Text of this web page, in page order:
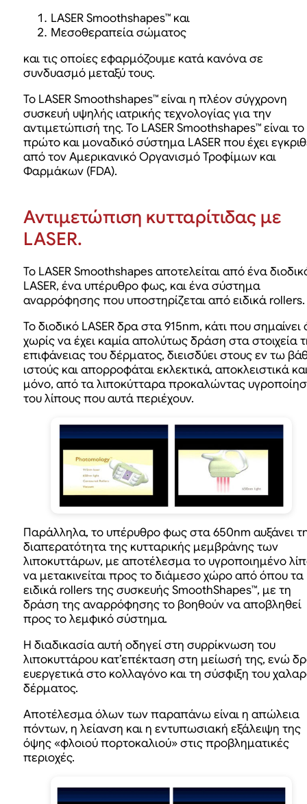
LASER Smoothshapes™ και
Μεσοθεραπεία σώματος
και τις οποίες εφαρμόζουμε κατά κανόνα σε
συνδυασμό μεταξύ τους.
To LASER Smoothshapes™ είναι η πλέον σύγχρονη
συσκευή υψηλής ιατρικής τεχνολογίας για την
αντιμετώπισή της. Το LASER Smoothshapes™ είναι το
πρώτο και μοναδικό σύστημα LASER που έχει
από τον Αμερικανικό Οργανισμό Τροφίμων και
Φαρμάκων (FDA).
Αντιμετώπιση κυτταρίτιδας με
LASER.
Το LASER Smoothshapes αποτελείται από ένα
LASER, ένα υπέρυθρο φως, και ένα σύστημα
αναρρόφησης που υποστηρίζεται από ειδικά rollers.
To διοδικό LASER δρα στα 915nm, κάτι που σημαίνει
χωρίς να έχει καμία απολύτως δράση στα στοιχεία
επιφάνειας του δέρματος, διεισδύει στους εν τω
ιστούς και απορροφάται εκλεκτικά, αποκλειστικά
μόνο, από τα λιποκύτταρα προκαλώντας
του λίπους που αυτά περιέχουν.
Παράλληλα, το υπέρυθρο φως στα 650nm αυξάνει
διαπερατότητα της κυτταρικής μεμβράνης των
λιποκυττάρων, με αποτέλεσμα το υγροποιημένο
να μετακινείται προς το διάμεσο χώρο από όπου τα
ειδικά rollers της συσκευής SmoothShapes™, με τη
δράση της αναρρόφησης το βοηθούν να αποβληθεί
προς το λεμφικό σύστημα.
Η διαδικασία αυτή οδηγεί στη συρρίκνωση του
λιποκυττάρου κατ’επέκταση στη μείωσή της, ενώ
ευεργετικά στο κολλαγόνο και τη σύσφιξη του
δέρματος.
Αποτέλεσμα όλων των παραπάνω είναι η απώλεια
πόντων, η λείανση και η εντυπωσιακή εξάλειψη της
όψης «φλοιού πορτοκαλιού» στις προβληματικές
περιοχές.